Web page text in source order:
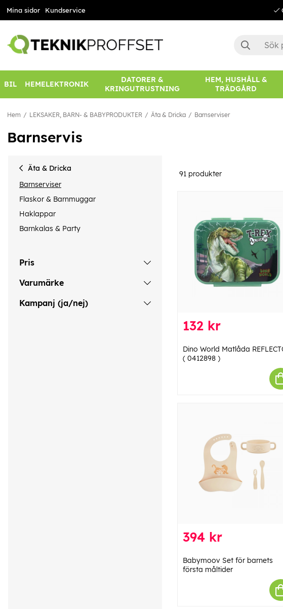
Mina sidor Kundservice
BIL HEMELEKTRONIK
DATORER &
KRINGUTRUSTNING
HEM, HUSHÅLL &
TRÄDGÅRD
Hem LEKSAKER, BARN- & BABYPRODUKTER Äta & Dricka Barnserviser
Barnservis
Äta & Dricka
Barnserviser
Flaskor & Barnmuggar
Haklappar
Barnkalas & Party
Pris
Varumärke
Kampanj (ja/nej)
91 produkter
132 kr
Dino World Matlåda
( 0412898 )
394 kr
Babymoov Set för barnets
första måltider